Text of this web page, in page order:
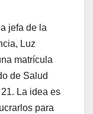
jefa de la
Luz
matrícula
de Salud
La idea es
para